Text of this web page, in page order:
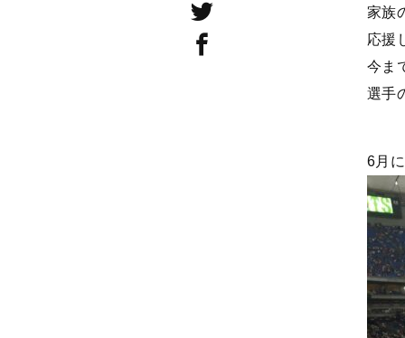
家族
応援
今ま
選手
6月